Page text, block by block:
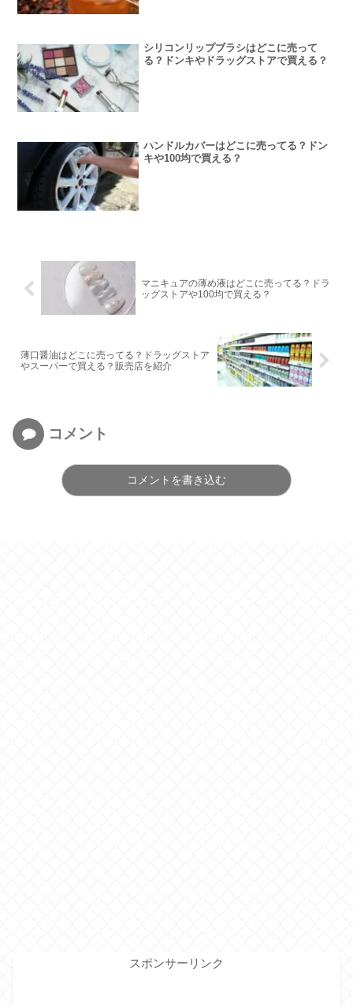
シリコンリップブラシはどこに売って
る？ドンキやドラッグストアで買える？
ハンドルカバーはどこに売ってる？ドン
キや100均で買える？
マニキュアの薄め液はどこに売ってる？ドラ
ッグストアや100均で買える？
薄口醤油はどこに売ってる？ドラッグストア
やスーパーで買える？販売店を紹介
コメント
コメントを書き込む
スポンサーリンク